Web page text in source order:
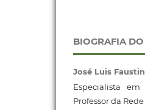
BIOGRAFIA
José Luis
Especialista
Professor da